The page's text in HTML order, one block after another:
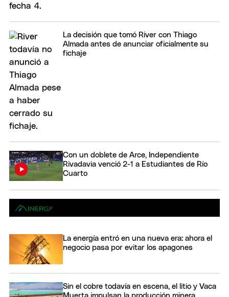
La decisión que tomó River con Thiago
Almada antes de anunciar oficialmente su
fichaje
Con un doblete de Arce, Independiente
Rivadavia venció 2-1 a Estudiantes de Río
Cuarto
La energía entró en una nueva era: ahora el
negocio pasa por evitar los apagones
Sin el cobre todavía en escena, el litio y Vaca